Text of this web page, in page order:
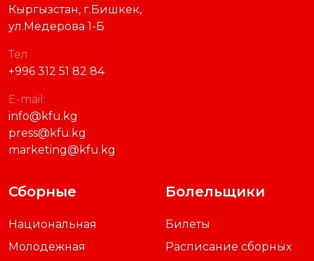
Кыргызстан, г.Бишкек,
ул.Медерова 1-Б
Тел
+996 312 51 82 84
E-mail:
info@kfu.kg
press@kfu.kg
marketing@kfu.kg
Сборные
Национальная
Молодежная
Болельщики
Билеты
Расписание сборных